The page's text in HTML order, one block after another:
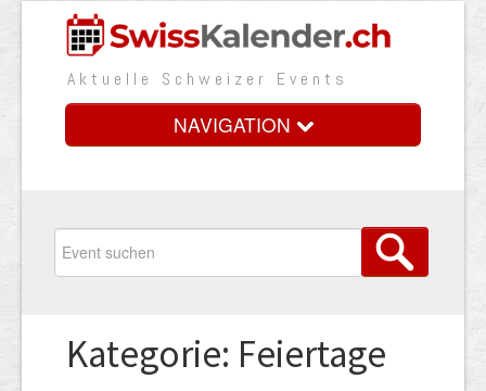
Aktuelle Schweizer Events
NAVIGATION
Vorteile
Medienbooster
Kategorie: Feiertage